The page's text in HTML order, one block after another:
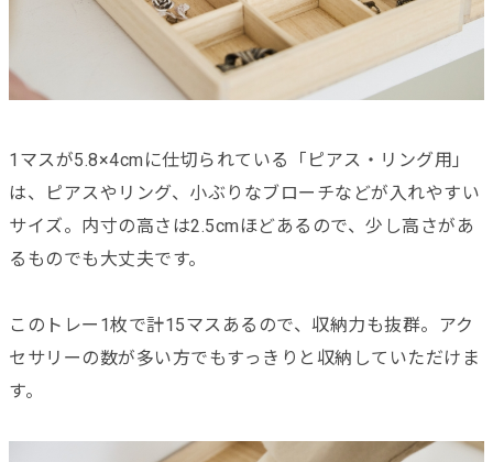
1マスが5.8×4cmに仕切られている「ピアス・リング用」
は、ピアスやリング、小ぶりなブローチなどが入れやすい
サイズ。内寸の高さは2.5cmほどあるので、少し高さがあ
るものでも大丈夫です。
このトレー1枚で計15マスあるので、収納力も抜群。アク
セサリーの数が多い方でもすっきりと収納していただけま
す。